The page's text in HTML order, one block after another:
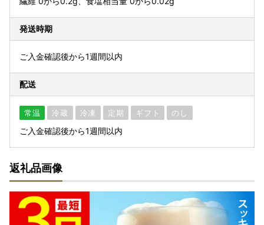
発送時期
ご入金確認後から1週間以内
配送
常温 冷蔵 冷凍 定期 ギフト のし
ご入金確認後から1週間以内
返礼品画像